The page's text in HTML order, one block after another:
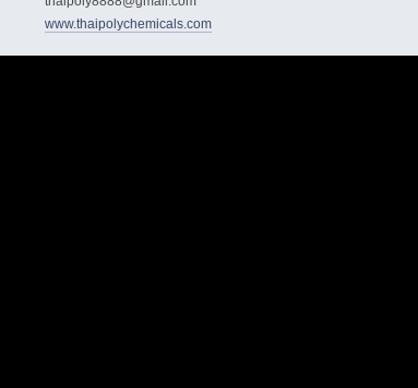
www.thaipolychemicals.com